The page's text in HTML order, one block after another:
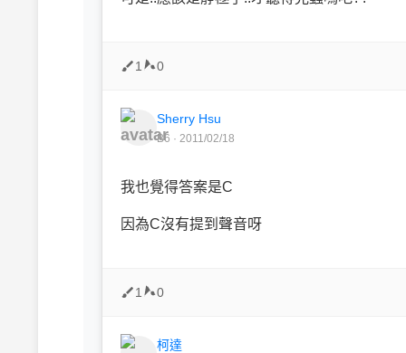
1 0
Sherry Hsu
B6 · 2011/02/18
我也覺得答案是C
因為C沒有提到聲音呀
1 0
柯達